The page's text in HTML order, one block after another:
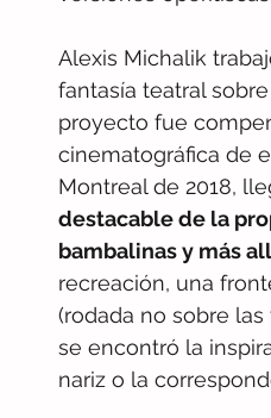
Alexis Michalik
fantasía teatral
proyecto fue
cinematográfica de
Montreal de 2018,
destacable de la
bambalinas y más
recreación, una
(rodada no sobre
se encontró la
nariz o la